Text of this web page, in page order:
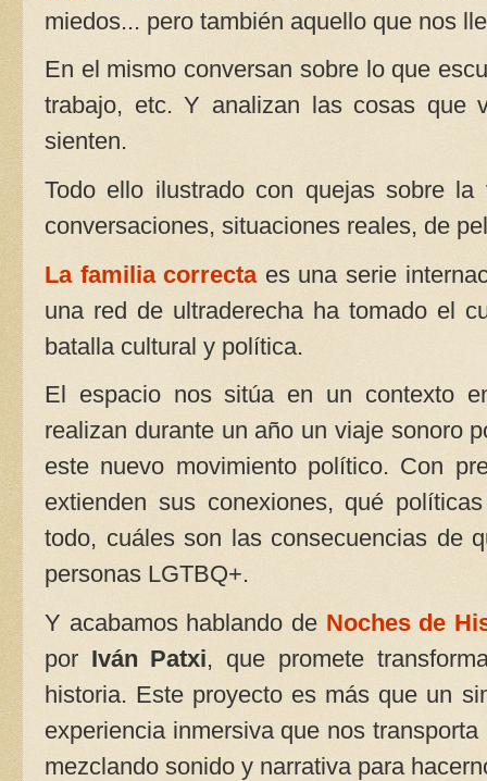
miedos... pero también aquello que nos
En el mismo conversan sobre lo que
trabajo, etc. Y analizan las cosas que
sienten.
Todo ello ilustrado con quejas sobre
conversaciones, situaciones reales, de
La familia correctaes una serie
una red de ultraderecha ha tomado el
batalla cultural y política.
El espacio nos sitúa en un contexto
realizan durante un año un viaje sonoro
este nuevo movimiento político. Con
extienden sus conexiones, qué
todo, cuáles son las consecuencias de
personas LGTBQ+.
Y acabamos hablando de Noches de
por Iván Patxi, que promete
historia. Este proyecto es más que un
experiencia inmersiva que nos
mezclando sonido y narrativa para